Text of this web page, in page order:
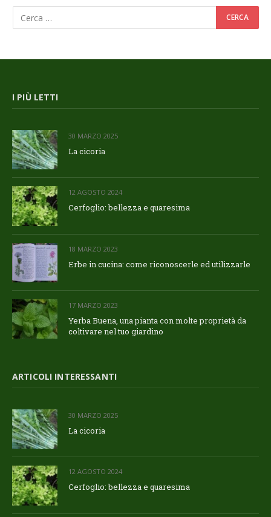
I PIÙ LETTI
30 MARZO 2025
La cicoria
12 AGOSTO 2024
Cerfoglio: bellezza e quaresima
18 MARZO 2023
Erbe in cucina: come riconoscerle ed utilizzarle
17 MARZO 2023
Yerba Buena, una pianta con molte proprietà da
coltivare nel tuo giardino
ARTICOLI INTERESSANTI
30 MARZO 2025
La cicoria
12 AGOSTO 2024
Cerfoglio: bellezza e quaresima